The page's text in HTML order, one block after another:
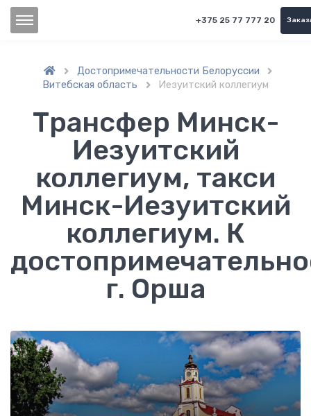
+375 25 77 777 20
 Достопримечательности Белоруссии 
Витебская область  Иезуитский коллегиум
Трансфер Минск-
Иезуитский
коллегиум, такси
Минск-Иезуитский
коллегиум. К
г. Орша